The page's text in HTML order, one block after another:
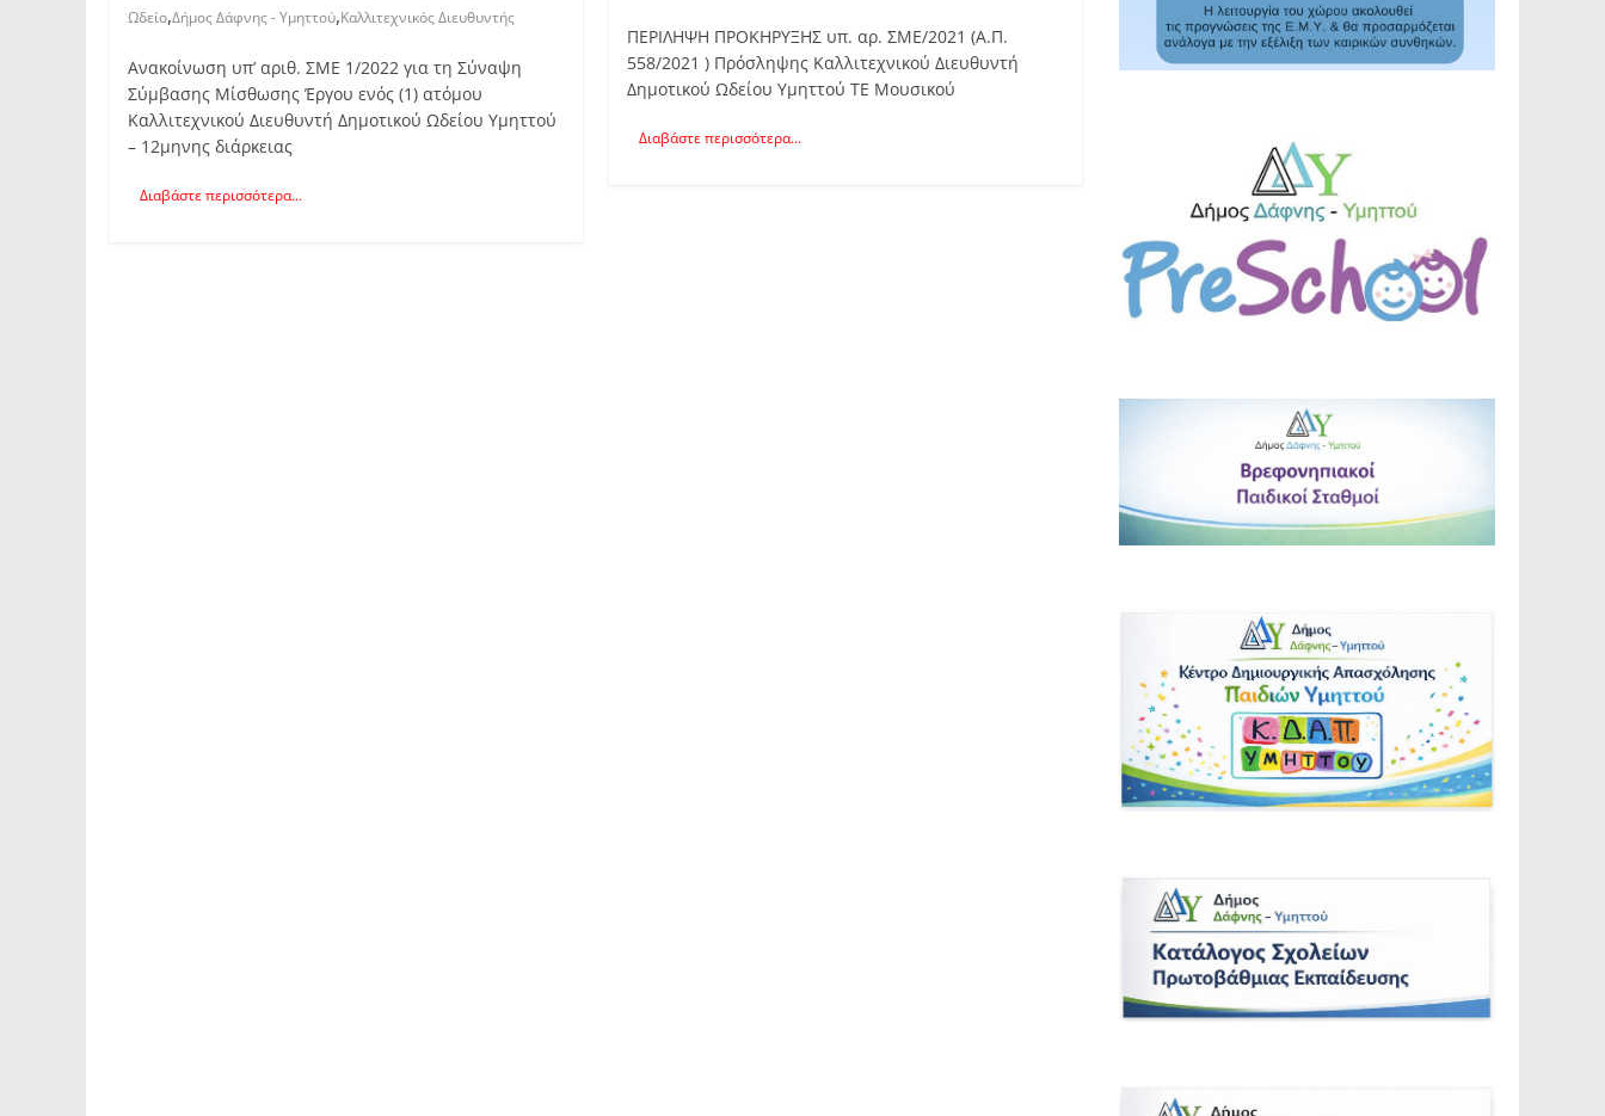
Ωδείο,Δήμος Δάφνης - Υμηττού,Καλλιτεχνικός Διευθυντής
Ανακοίνωση υπ’ αριθ. ΣΜΕ 1/2022 για τη Σύναψη
Σύμβασης Μίσθωσης Έργου ενός (1) ατόμου
Καλλιτεχνικού Διευθυντή Δημοτικού Ωδείου Υμηττού
– 12μηνης διάρκειας
Διαβάστε περισσότερα...
ΠΕΡΙΛΗΨΗ ΠΡΟΚΗΡΥΞΗΣ υπ. αρ. ΣΜΕ/2021 (Α.Π.
558/2021 ) Πρόσληψης Καλλιτεχνικού Διευθυντή
Δημοτικού Ωδείου Υμηττού ΤΕ Μουσικού
Διαβάστε περισσότερα...